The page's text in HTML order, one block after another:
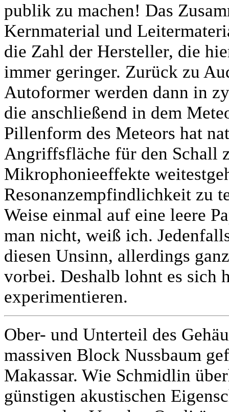
publik zu machen! Das
Kernmaterial und
die Zahl der Hersteller, die
immer geringer. Zurück zu
Autoformer werden dann in
die anschließend in dem
Pillenform des Meteors hat
Angriffsfläche für den Schall
Mikrophonieeffekte
Resonanzempfindlichkeit zu
Weise einmal auf eine leere
man nicht, weiß ich.
diesen Unsinn, allerdings
vorbei. Deshalb lohnt es sich
experimentieren.
Ober- und Unterteil des
massiven Block Nussbaum
Makassar. Wie Schmidlin
günstigen akustischen